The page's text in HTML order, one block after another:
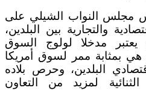
مجلس النواب الشيلي على
والتجارية بين البلدين،
مدخلا لولوج السوق
هي بمثابة ممر لسوق أمريكا
البلدين، وحرص بلاده
الثنائية لمزيد من التعاون